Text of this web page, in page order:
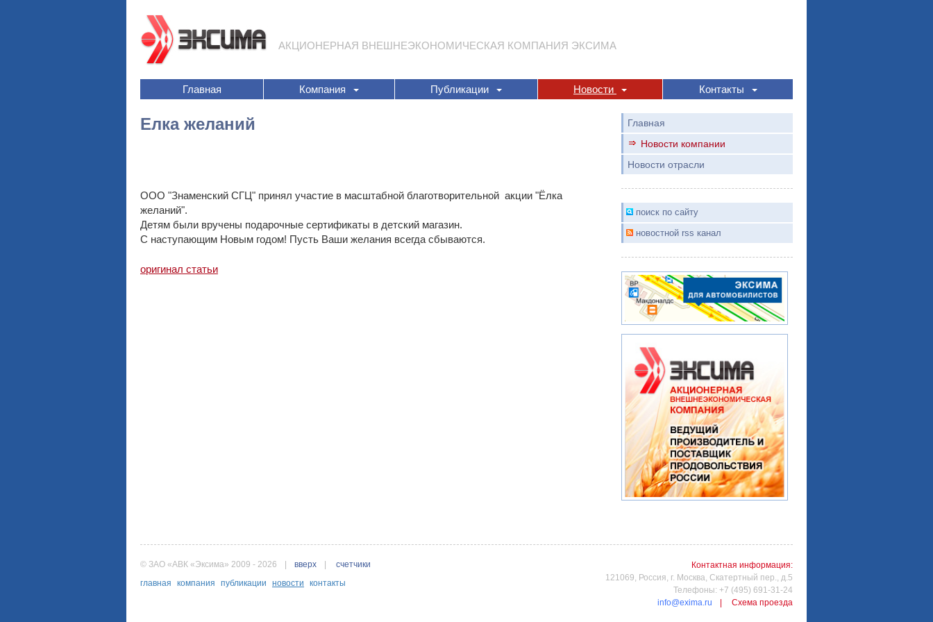
АКЦИОНЕРНАЯ ВНЕШНЕЭКОНОМИЧЕСКАЯ КОМПАНИЯ ЭКСИМА
Главная Компания Публикации Новости Контакты
Елка желаний
ООО "Знаменский СГЦ" принял участие в масштабной благотворительной акции "Ёлка
желаний".
Детям были вручены подарочные сертификаты в детский магазин.
С наступающим Новым годом! Пусть Ваши желания всегда сбываются.
оригинал статьи
Главная
Новости компании
Новости отрасли
поиск по сайту
новостной rss канал
© ЗАО «АВК «Эксима» 2009 - 2026 вверх
счетчики
главная
компания публикации новости контакты
Контактная информация:
121069, Россия, г. Москва, Скатертный пер., д.5
Телефоны: +7 (495) 691-31-24
info@exima.ru
Схема проезда